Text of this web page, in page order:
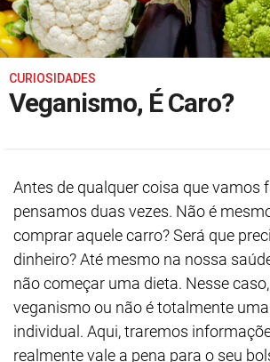
CURIOSIDADES
Veganismo, É Caro?
Antes de qualquer coisa que vamos
pensamos duas vezes. Não é
comprar aquele carro? Será que
dinheiro? Até mesmo na nossa
não começar uma dieta. Nesse
veganismo ou não é totalmente
individual. Aqui, traremos
realmente vale a pena para o seu